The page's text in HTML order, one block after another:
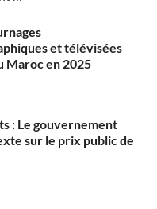
et télévisées
Maroc en 2025
: Le gouvernement
sur le prix public de